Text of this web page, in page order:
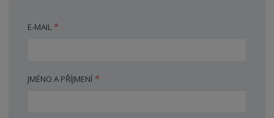
E-MAIL *
JMÉNO A PŘÍJMENÍ *